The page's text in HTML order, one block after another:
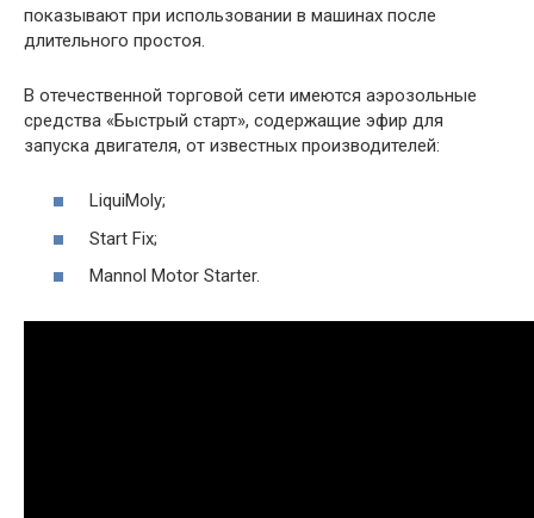
показывают при использовании в машинах после
длительного простоя.
В отечественной торговой сети имеются аэрозольные
средства «Быстрый старт», содержащие эфир для
запуска двигателя, от известных производителей:
LiquiMoly;
Start Fix;
Mannol Motor Starter.